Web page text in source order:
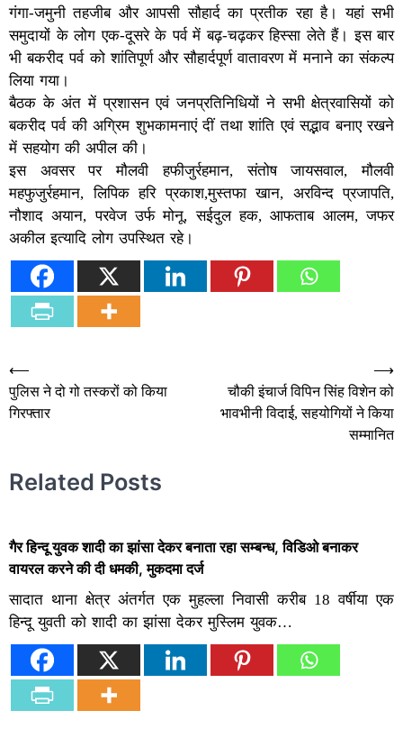
गंगा-जमुनी तहजीब और आपसी सौहार्द का प्रतीक रहा है। यहां सभी
समुदायों के लोग एक-दूसरे के पर्व में बढ़-चढ़कर हिस्सा लेते हैं। इस बार
भी बकरीद पर्व को शांतिपूर्ण और सौहार्दपूर्ण वातावरण में मनाने का संकल्प
लिया गया।
बैठक के अंत में प्रशासन एवं जनप्रतिनिधियों ने सभी क्षेत्रवासियों को
बकरीद पर्व की अग्रिम शुभकामनाएं दीं तथा शांति एवं सद्भाव बनाए रखने
में सहयोग की अपील की।
इस अवसर पर मौलवी हफीजुर्रहमान, संतोष जायसवाल, मौलवी
महफुजुर्रहमान, लिपिक हरि प्रकाश,मुस्तफा खान, अरविन्द प्रजापति,
नौशाद अयान, परवेज उर्फ मोनू, सईदुल हक, आफताब आलम, जफर
अकील इत्यादि लोग उपस्थित रहे।
Post
navigation
⟵
पुलिस ने दो गो तस्करों को किया
गिरफ्तार
चौकी इंचार्ज विपिन सिंह विशेन को
भावभीनी विदाई, सहयोगियों ने किया
सम्मानित
⟶
Related Posts
गैर हिन्दू युवक शादी का झांसा देकर बनाता रहा सम्बन्ध, विडिओ बनाकर
वायरल करने की दी धमकी, मुकदमा दर्ज
सादात थाना क्षेत्र अंतर्गत एक मुहल्ला निवासी करीब 18 वर्षीया एक
हिन्दू युवती को शादी का झांसा देकर मुस्लिम युवक…